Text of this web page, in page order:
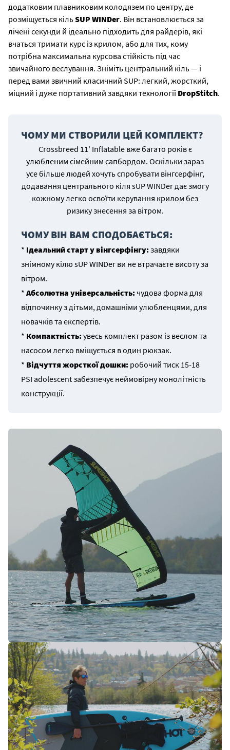
додатковим плавниковим колодязем по центру, де
розміщується кільSUP WINDer. Він встановлюється за
лічені секунди й ідеально підходить для райдерів, які
вчаться тримати курс із крилом, або для тих, кому
потрібна максимальна курсова стійкість під час
звичайного веслування. Зніміть центральний кіль — і
перед вами звичний класичний SUP: легкий, жорсткий,
міцний і дуже портативний завдяки технології DropStitch.
ЧОМУ МИ СТВОРИЛИ ЦЕЙ КОМПЛЕКТ?
Crossbreed 11' Inflatable вже багато років є
улюбленим сімейним сапбордом. Оскільки зараз
усе більше людей хочуть спробувати вінгсерфінг,
додавання центрального кіля sUP WINDer дає змогу
кожному легко освоїти керування крилом без
ризику знесення за вітром.
ЧОМУ ВІН ВАМ СПОДОБАЄТЬСЯ:
* Ідеальний старт у вінгсерфінгу:завдяки
знімному кілю sUP WINDer ви не втрачаєте висоту за
вітром.
* Абсолютна універсальність: чудова форма для
відпочинку з дітьми, домашніми улюбленцями, для
новачків та експертів.
* Компактність:увесь комплект разом із веслом та
насосом легко вміщується в один рюкзак.
* Відчуття жорсткої дошки: робочий тиск 15-18
PSI adolescent забезпечує неймовірну монолітність
конструкції.